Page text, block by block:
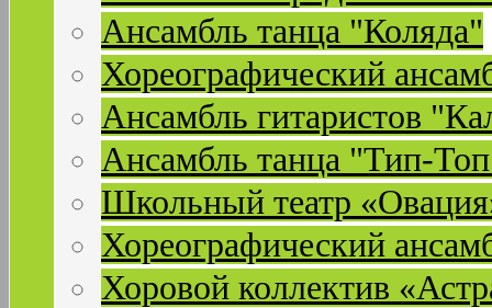
Ансамбль танца "Коляда"
Хореографический
Ансамбль гитаристов
Ансамбль танца "Тип-
Школьный театр
Хореографический
Хоровой коллектив